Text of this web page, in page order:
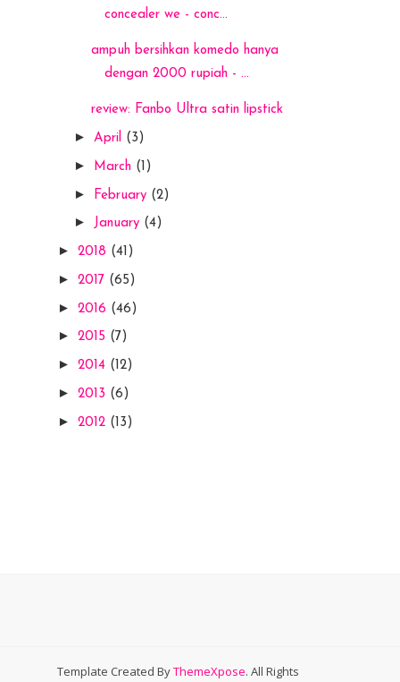
concealer we - conc...
ampuh bersihkan komedo hanya
dengan 2000 rupiah - ...
review: Fanbo Ultra satin lipstick
► April (3)
► March (1)
► February (2)
► January (4)
► 2018 (41)
► 2017 (65)
► 2016 (46)
► 2015 (7)
► 2014 (12)
► 2013 (6)
► 2012 (13)
Template Created ByThemeXpose. All Rights